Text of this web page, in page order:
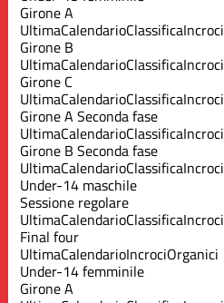
Girone A
UltimaCalendarioClassificaIncroci
Girone B
UltimaCalendarioClassificaIncroci
Girone C
UltimaCalendarioClassificaIncroci
Girone A Seconda fase
UltimaCalendarioClassificaIncroci
Girone B Seconda fase
UltimaCalendarioClassificaIncroci
Under-14 maschile
Sessione regolare
UltimaCalendarioClassificaIncroci
Final four
UltimaCalendarioIncrociOrganici
Under-14 femminile
Girone A